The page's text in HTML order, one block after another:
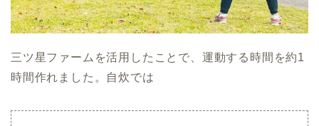
三ツ星ファームを活用したことで、運動する時間を約1
時間作れました。自炊では